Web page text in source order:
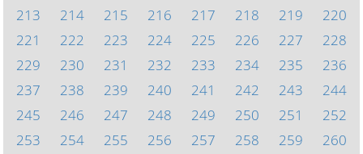
213
214 215 216 217 218 219
220
221
222 223 224 225 226 227
228
229
230 231 232 233 234 235
236
237
238 239 240 241 242 243
244
245
246 247 248 249 250 251
252
253
254 255 256 257 258 259
260